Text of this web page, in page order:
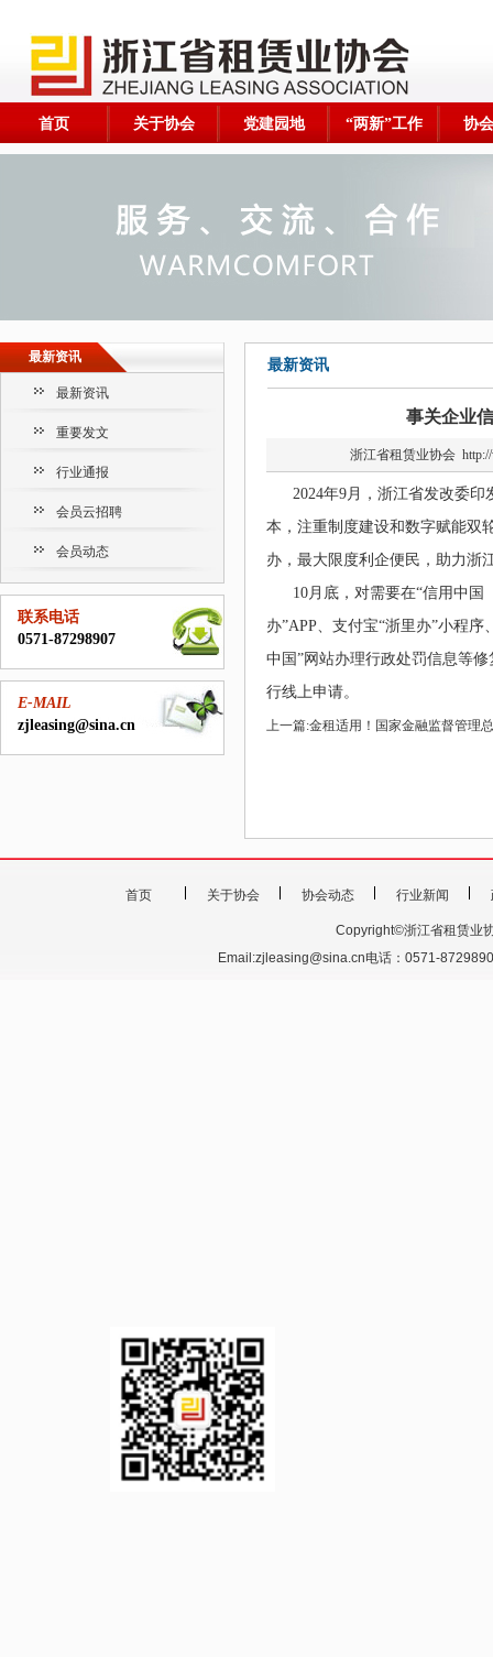
首页 关于协会 党建园地 “两新”工作 协
最新资讯
最新资讯
重要发文
行业通报
会员云招聘
会员动态
联系电话
0571-87298907
E-MAIL
zjleasing@sina.cn
最新资讯
事关企业
浙江省租赁业协会
2024年9月，浙江省发改委
本，注重制度建设和数字赋能双
办，最大限度利企便民，助力浙
10月底，对需要在“信用中国
办”APP、支付宝“浙里办”小程
中国”网站办理行政处罚信息等
行线上申请。
上一篇:金租适用！国家金融监督管理
首页 关于协会 协会动态 行业新闻
Copyright©浙江省租赁业
Email:zjleasing@sina.cn电话：0571-